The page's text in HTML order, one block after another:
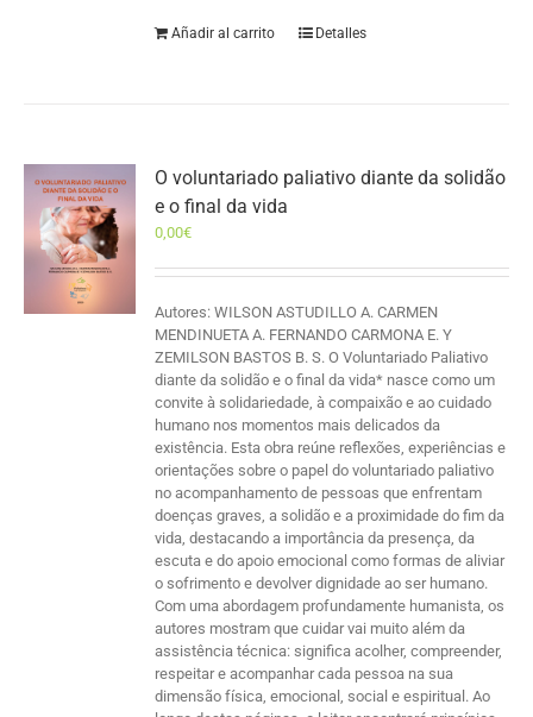
Añadir al carrito Detalles
O voluntariado paliativo diante da solidão
e o final da vida
0,00€
Autores: WILSON ASTUDILLO A. CARMEN
MENDINUETA A. FERNANDO CARMONA E. Y
ZEMILSON BASTOS B. S. O Voluntariado Paliativo
diante da solidão e o final da vida* nasce como um
convite à solidariedade, à compaixão e ao cuidado
humano nos momentos mais delicados da
existência. Esta obra reúne reflexões, experiências e
orientações sobre o papel do voluntariado paliativo
no acompanhamento de pessoas que enfrentam
doenças graves, a solidão e a proximidade do fim da
vida, destacando a importância da presença, da
escuta e do apoio emocional como formas de aliviar
o sofrimento e devolver dignidade ao ser humano.
Com uma abordagem profundamente humanista, os
autores mostram que cuidar vai muito além da
assistência técnica: significa acolher, compreender,
respeitar e acompanhar cada pessoa na sua
dimensão física, emocional, social e espiritual. Ao